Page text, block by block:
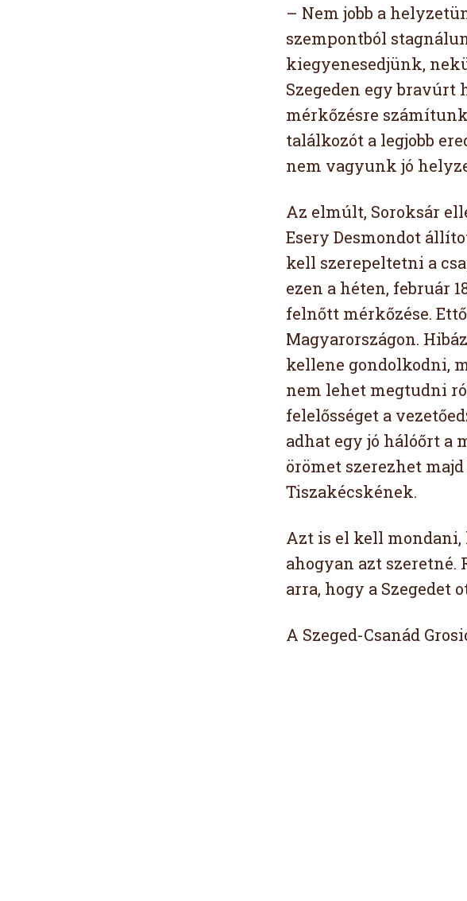
– Nem jobb a
szempontból
kiegyenesedjünk,
Szegeden egy bravúrt
mérkőzésre
találkozót a legjobb
nem vagyunk jó
Az elmúlt, Soroksár
Esery Desmondot
kell szerepeltetni a
ezen a héten, február
felnőtt mérkőzése.
Magyarországon.
kellene gondolkodni,
nem lehet megtudni
felelősséget a
adhat egy jó hálóőrt a
örömet szerezhet
Tiszakécskének.
Azt is el kell mondani,
ahogyan azt
arra, hogy a Szegedet
A Szeged-Csanád